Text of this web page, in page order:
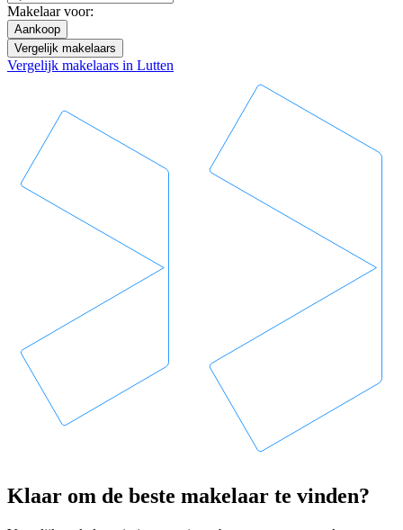
Makelaar voor:
Aankoop
Vergelijk makelaars
Vergelijk makelaars in Lutten
Klaar om de beste makelaar te vinden?